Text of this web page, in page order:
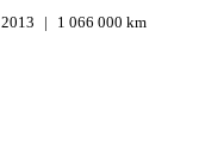
2013 1 066 000 km